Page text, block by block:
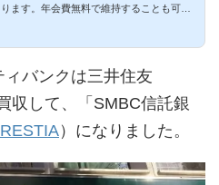
ります。年会費無料で維持することも可
バンクは三井住友
収して、「SMBC信託銀
）になりました。